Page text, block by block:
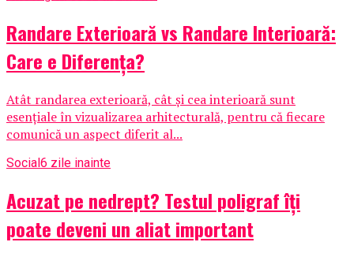
Randare Exterioară vs Randare Interioară:
Care e Diferența?
Atât randarea exterioară, cât și cea interioară sunt
esențiale în vizualizarea arhitecturală, pentru că fiecare
comunică un aspect diferit al...
Social 6 zile inainte
Acuzat pe nedrept? Testul poligraf îţi
poate deveni un aliat important